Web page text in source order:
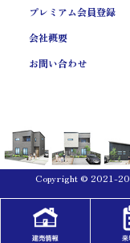
プレミアム会員登録
会社概要
お問い合わせ
Copyright © 2021-